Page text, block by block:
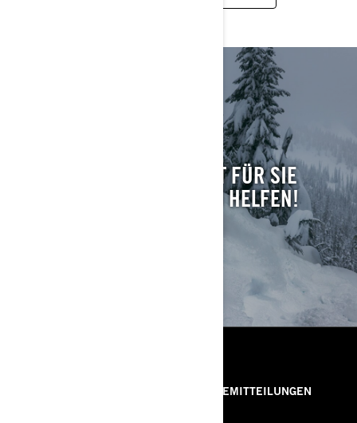
WELCHER SCHLITTEN IST FÜR SIE
GEEIGNET? WIR KÖNNEN HELFEN!
PRESSEMITTEILUNGEN